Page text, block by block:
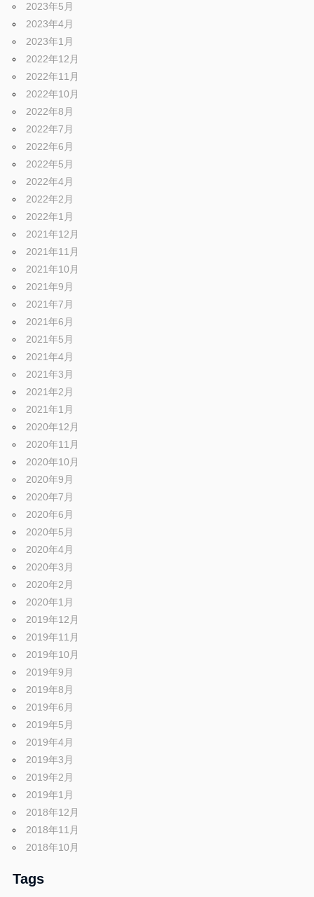
2023年5月
2023年4月
2023年1月
2022年12月
2022年11月
2022年10月
2022年8月
2022年7月
2022年6月
2022年5月
2022年4月
2022年2月
2022年1月
2021年12月
2021年11月
2021年10月
2021年9月
2021年7月
2021年6月
2021年5月
2021年4月
2021年3月
2021年2月
2021年1月
2020年12月
2020年11月
2020年10月
2020年9月
2020年7月
2020年6月
2020年5月
2020年4月
2020年3月
2020年2月
2020年1月
2019年12月
2019年11月
2019年10月
2019年9月
2019年8月
2019年6月
2019年5月
2019年4月
2019年3月
2019年2月
2019年1月
2018年12月
2018年11月
2018年10月
Tags